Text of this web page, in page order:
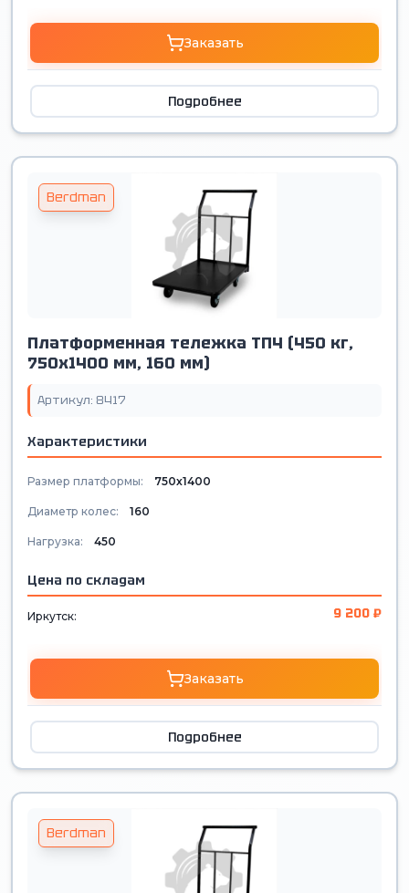
Заказать
Подробнее
Berdman
Платформенная тележка ТП4 (450 кг,
750х1400 мм, 160 мм)
Артикул: 8417
Характеристики
Размер платформы: 750х1400
Диаметр колес: 160
Нагрузка: 450
Цена по складам
Иркутск: 9 200 ₽
Заказать
Подробнее
Berdman